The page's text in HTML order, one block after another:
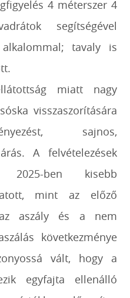
4 méterszer 4
segítségével
tavaly is
miatt nagy
visszaszorítására
sajnos,
A felvételezések
ben kisebb
mint az előző
aszály és a nem
következménye
vált, hogy a
egyfajta ellenálló